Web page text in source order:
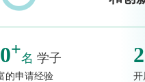
+名 学子
的申请经验
开